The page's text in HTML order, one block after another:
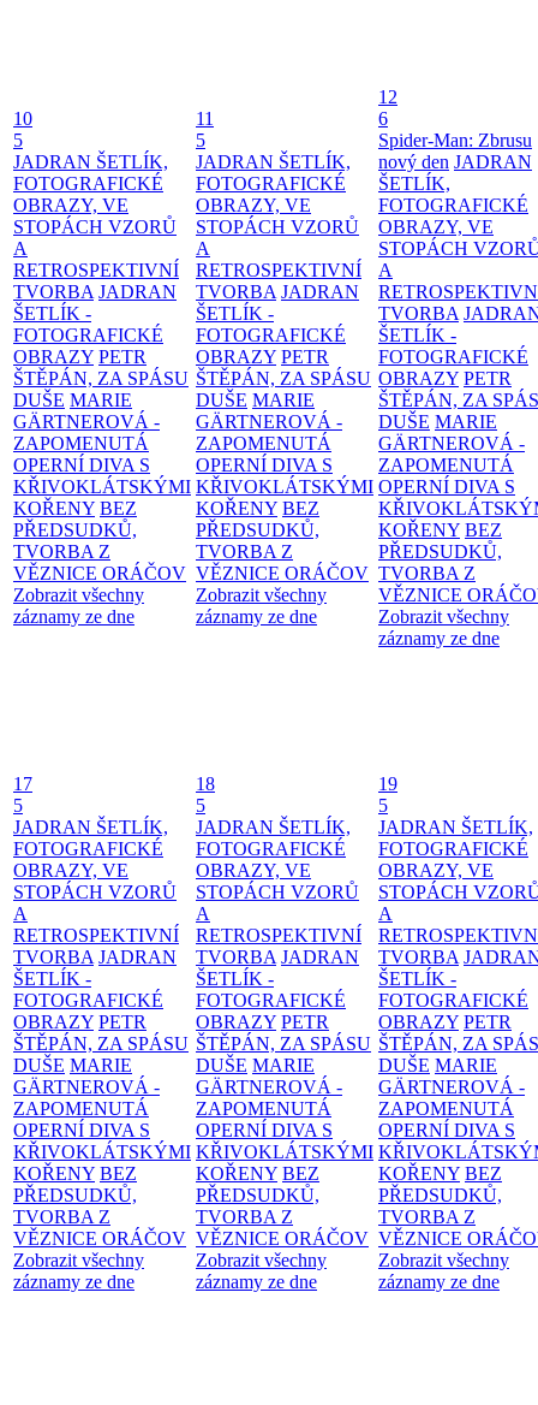
10
5
JADRAN ŠETLÍK,
FOTOGRAFICKÉ
OBRAZY, VE
STOPÁCH VZORŮ
A
RETROSPEKTIVNÍ
TVORBA JADRAN
ŠETLÍK -
FOTOGRAFICKÉ
OBRAZY PETR
ŠTĚPÁN, ZA SPÁSU
DUŠE MARIE
GÄRTNEROVÁ -
ZAPOMENUTÁ
OPERNÍ DIVA S
KŘIVOKLÁTSKÝMI
KOŘENY BEZ
PŘEDSUDKŮ,
TVORBA Z
VĚZNICE ORÁČOV
Zobrazit všechny
záznamy ze dne
11
5
JADRAN ŠETLÍK,
FOTOGRAFICKÉ
OBRAZY, VE
STOPÁCH VZORŮ
A
RETROSPEKTIVNÍ
TVORBA JADRAN
ŠETLÍK -
FOTOGRAFICKÉ
OBRAZY PETR
ŠTĚPÁN, ZA SPÁSU
DUŠE MARIE
GÄRTNEROVÁ -
ZAPOMENUTÁ
OPERNÍ DIVA S
KŘIVOKLÁTSKÝMI
KOŘENY BEZ
PŘEDSUDKŮ,
TVORBA Z
VĚZNICE ORÁČOV
Zobrazit všechny
záznamy ze dne
12
6
Spider-Man: Zbrusu
nový den JADRAN
ŠETLÍK,
FOTOGRAFICKÉ
OBRAZY, VE
STOPÁCH
A
TVORBA
ŠETLÍK -
FOTOGRAFICKÉ
OBRAZY PETR
ŠTĚPÁN, ZA
DUŠE MARIE
GÄRTNEROVÁ -
ZAPOMENUTÁ
OPERNÍ DIVA S
KOŘENY BEZ
PŘEDSUDKŮ,
TVORBA Z
VĚZNICE
Zobrazit všechny
záznamy ze dne
17
5
JADRAN ŠETLÍK,
FOTOGRAFICKÉ
OBRAZY, VE
STOPÁCH VZORŮ
A
RETROSPEKTIVNÍ
TVORBA JADRAN
ŠETLÍK -
FOTOGRAFICKÉ
OBRAZY PETR
ŠTĚPÁN, ZA SPÁSU
DUŠE MARIE
GÄRTNEROVÁ -
ZAPOMENUTÁ
OPERNÍ DIVA S
KŘIVOKLÁTSKÝMI
KOŘENY BEZ
PŘEDSUDKŮ,
TVORBA Z
VĚZNICE ORÁČOV
Zobrazit všechny
záznamy ze dne
18
5
JADRAN ŠETLÍK,
FOTOGRAFICKÉ
OBRAZY, VE
STOPÁCH VZORŮ
A
RETROSPEKTIVNÍ
TVORBA JADRAN
ŠETLÍK -
FOTOGRAFICKÉ
OBRAZY PETR
ŠTĚPÁN, ZA SPÁSU
DUŠE MARIE
GÄRTNEROVÁ -
ZAPOMENUTÁ
OPERNÍ DIVA S
KŘIVOKLÁTSKÝMI
KOŘENY BEZ
PŘEDSUDKŮ,
TVORBA Z
VĚZNICE ORÁČOV
Zobrazit všechny
záznamy ze dne
19
5
JADRAN ŠETLÍK,
FOTOGRAFICKÉ
OBRAZY, VE
STOPÁCH
A
TVORBA
ŠETLÍK -
FOTOGRAFICKÉ
OBRAZY PETR
ŠTĚPÁN, ZA
DUŠE MARIE
GÄRTNEROVÁ -
ZAPOMENUTÁ
OPERNÍ DIVA S
KOŘENY BEZ
PŘEDSUDKŮ,
TVORBA Z
VĚZNICE
Zobrazit všechny
záznamy ze dne